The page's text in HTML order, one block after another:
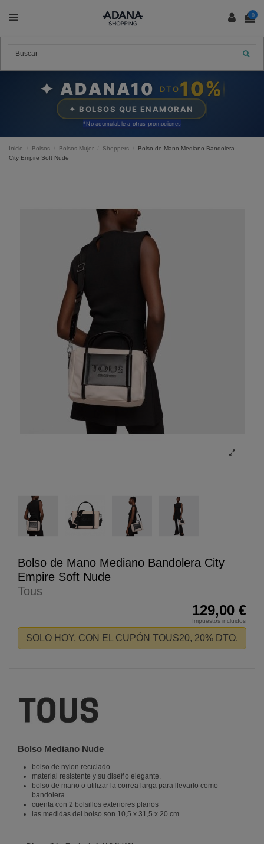
0
✦ ADANA10 DTO10%
✦ BOLSOS QUE ENAMORAN
*No acumulable a otras promociones
Inicio Bolsos Bolsos Mujer Shoppers
Bolso de Mano Mediano Bandolera
City Empire Soft Nude
Bolso de Mano Mediano Bandolera City
Empire Soft Nude
Tous
129,00 €
Impuestos incluidos
SOLO HOY, CON EL CUPÓN TOUS20, 20% DTO.
Bolso Mediano Nude
bolso de nylon reciclado
material resistente y su diseño elegante.
bolso de mano o utilizar la correa larga para llevarlo como
bandolera.
cuenta con 2 bolsillos exteriores planos
las medidas del bolso son 10,5 x 31,5 x 20 cm.